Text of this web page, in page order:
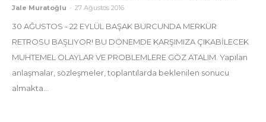
Jale Muratoğlu - 27 Ağustos 2016
30 AĞUSTOS - 22 EYLÜL BAŞAK BURCUNDA MERKÜR
RETROSU BAŞLIYOR! BU DÖNEMDE KARŞIMIZA ÇIKABİLECEK
MUHTEMEL OLAYLAR VE PROBLEMLERE GÖZ ATALIM. Yapılan
anlaşmalar, sözleşmeler, toplantılarda beklenilen sonucu
almakta...